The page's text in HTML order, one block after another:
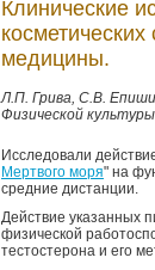
Клинические
медицины.
Л.П. Грива, С.В.
Физической
Исследовали
Мертвого моря" на
средние дистанции.
Действие указанных
физической
тестостерона и его